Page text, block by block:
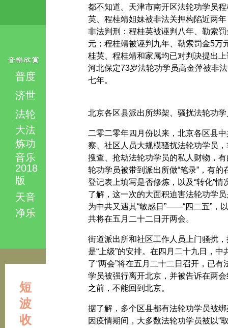
普度
济世
法轮
大法
炼功
音乐
2018
版
天音
净乐
短
波
收
都不知道。天津市南开区法轮功学员程
英、程桂靖姐妹被非法关押构陷近两年
非法判刑：程桂英被诬判八年、勒索
元；程桂靖被诬判九年、勒索罚金5万
桂英、程桂靖和家属均已对判决提出上
河北保定73岁法轮功学员高金萍被非
七年。
北京各区县派出所绑架、骚扰法轮功学
二零二零年四月份以来，北京各区县
察、社区人员大规模骚扰法轮功学员，
搜查、抢劫法轮功学员的私人财物，有
轮功学员被带到派出所做“笔录”，有的
登记表上填写是否修炼，以及“转化”情
了解，这一次的大面积迫害法轮功学员
为中共又遇其“敏感日”——“四二五”，
共将在五月二十二日开两会。
街道派出所和社区工作人员上门骚扰，
是“上级”的安排。在四月二十九日，中
了“两会”将在五月二十二日召开，已有
学员被强行离开北京，并被告诉在两会
之前，不能回到北京。
据了解，多个区县都有法轮功学员被绑
因疫情期间，大多数法轮功学员被以“